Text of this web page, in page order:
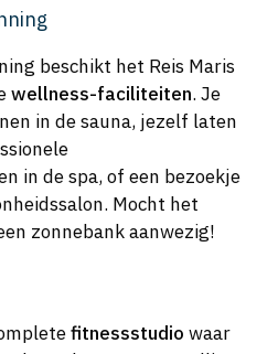
beschikt het Reis Maris
wellness-faciliteiten. Je
in de sauna, jezelf laten
in de spa, of een bezoekje
Mocht het
zonnebank aanwezig!
fitnessstudio waar